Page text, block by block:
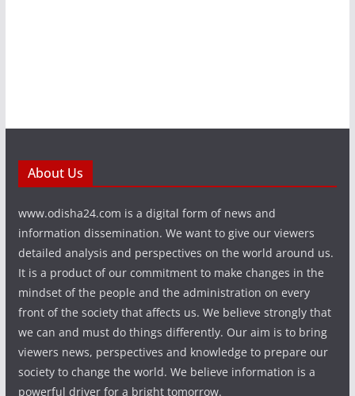
About Us
www.odisha24.com is a digital form of news and
information dissemination. We want to give our viewers
detailed analysis and perspectives on the world around us.
It is a product of our commitment to make changes in the
mindset of the people and the administration on every
front of the society that affects us. We believe strongly that
we can and must do things differently. Our aim is to bring
viewers news, perspectives and knowledge to prepare our
society to change the world. We believe information is a
powerful driver for a bright tomorrow.